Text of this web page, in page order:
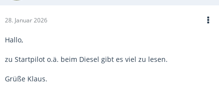
28. Januar 2026
Hallo,
zu Startpilot o.ä. beim Diesel gibt es viel zu lesen.
Grüße Klaus.